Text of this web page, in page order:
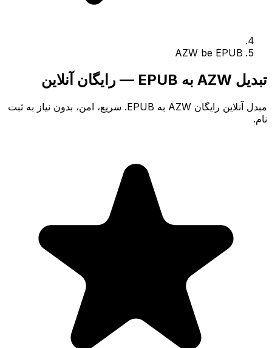
AZW be EPUB
تبدیل AZW به EPUB — رایگان آنلاین
مبدل آنلاین رایگان AZW به EPUB. سریع، امن، بدون نیاز به ثبت
نام.